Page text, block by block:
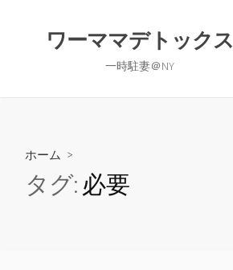
ワーママデトックス
一時駐妻＠NY
ホーム >
タグ: 必要